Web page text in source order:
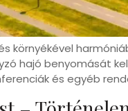
környékével
hajó benyomását
és egyéb